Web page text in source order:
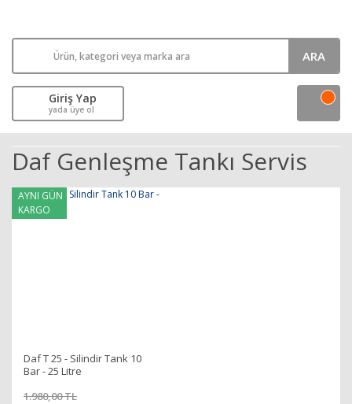
ARA
Giriş Yap
yada üye ol
Daf Genleşme Tankı Servis
AYNI GÜN
KARGO
Daf T 25 - Silindir Tank 10
Bar - 25 Litre
1.980,00 TL